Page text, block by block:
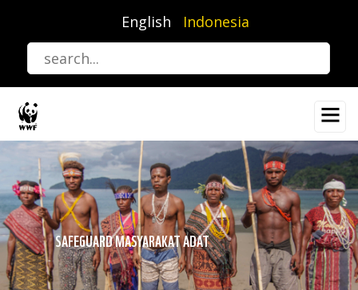
utama
English Indonesia
SAFEGUARD MASYARAKAT ADAT